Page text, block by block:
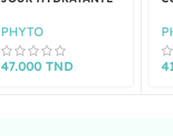
PHYTO
47.000TND